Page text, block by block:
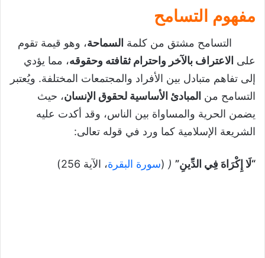
خاتمة
تحميل درس التسامح
مفهوم التسامح
التسامح مشتق من كلمة السماحة، وهو قيمة تقوم
على الاعتراف بالآخر واحترام ثقافته وحقوقه، مما يؤدي
إلى تفاهم متبادل بين الأفراد والمجتمعات المختلفة. ويُعتبر
التسامح من المبادئ الأساسية لحقوق الإنسان، حيث
يضمن الحرية والمساواة بين الناس، وقد أكدت عليه
الشريعة الإسلامية كما ورد في قوله تعالى:
“لَا إِكْرَاهَ فِي الدِّينِ” (
(سورة البقرة، الآية 256)